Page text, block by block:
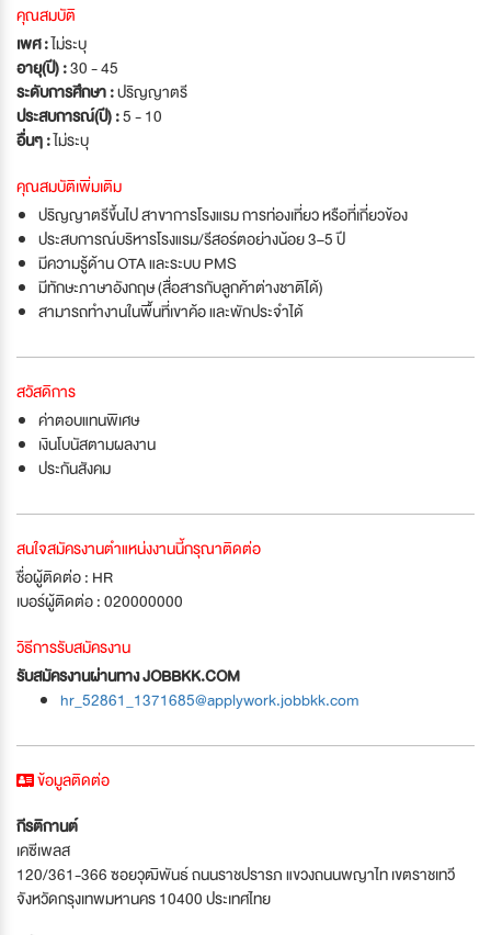
คุณสมบัติ
เพศ :ไม่ระบุ
อายุ(ปี) :30 - 45
ระดับการศึกษา :ปริญญาตรี
ประสบการณ์(ปี) :5 - 10
อื่นๆ :ไม่ระบุ
คุณสมบัติเพิ่มเติม
ปริญญาตรีขึ้นไป สาขาการโรงแรม การท่องเที่ยว หรือที่เกี่ยวข้อง
ประสบการณ์บริหารโรงแรม/รีสอร์ตอย่างน้อย 3–5 ปี
มีความรู้ด้าน OTA และระบบ PMS
มีทักษะภาษาอังกฤษ (สื่อสารกับลูกค้าต่างชาติได้)
สามารถทำงานในพื้นที่เขาค้อ และพักประจำได้
สวัสดิการ
ค่าตอบแทนพิเศษ
เงินโบนัสตามผลงาน
ประกันสังคม
สนใจสมัครงานตำแหน่งงานนี้กรุณาติดต่อ
ชื่อผู้ติดต่อ : HR
เบอร์ผู้ติดต่อ : 020000000
วิธีการรับสมัครงาน
รับสมัครงานผ่านทาง JOBBKK.COM
hr_52861_1371685@applywork.jobbkk.com
ข้อมูลติดต่อ
กีรติกานต์
เคซีเพลส
120/361-366 ซอยวุฒิพันธ์ ถนนราชปรารภ แขวงถนนพญาไท เขตราชเทวี
จังหวัดกรุงเทพมหานคร 10400 ประเทศไทย